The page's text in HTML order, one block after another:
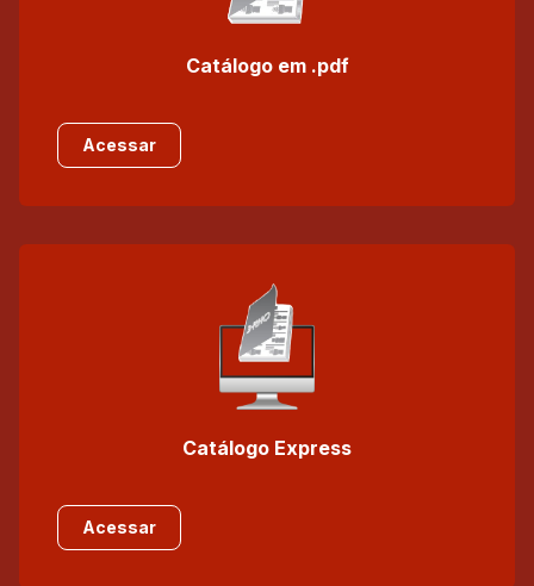
Catálogo em .pdf
Acessar
Catálogo Express
Acessar